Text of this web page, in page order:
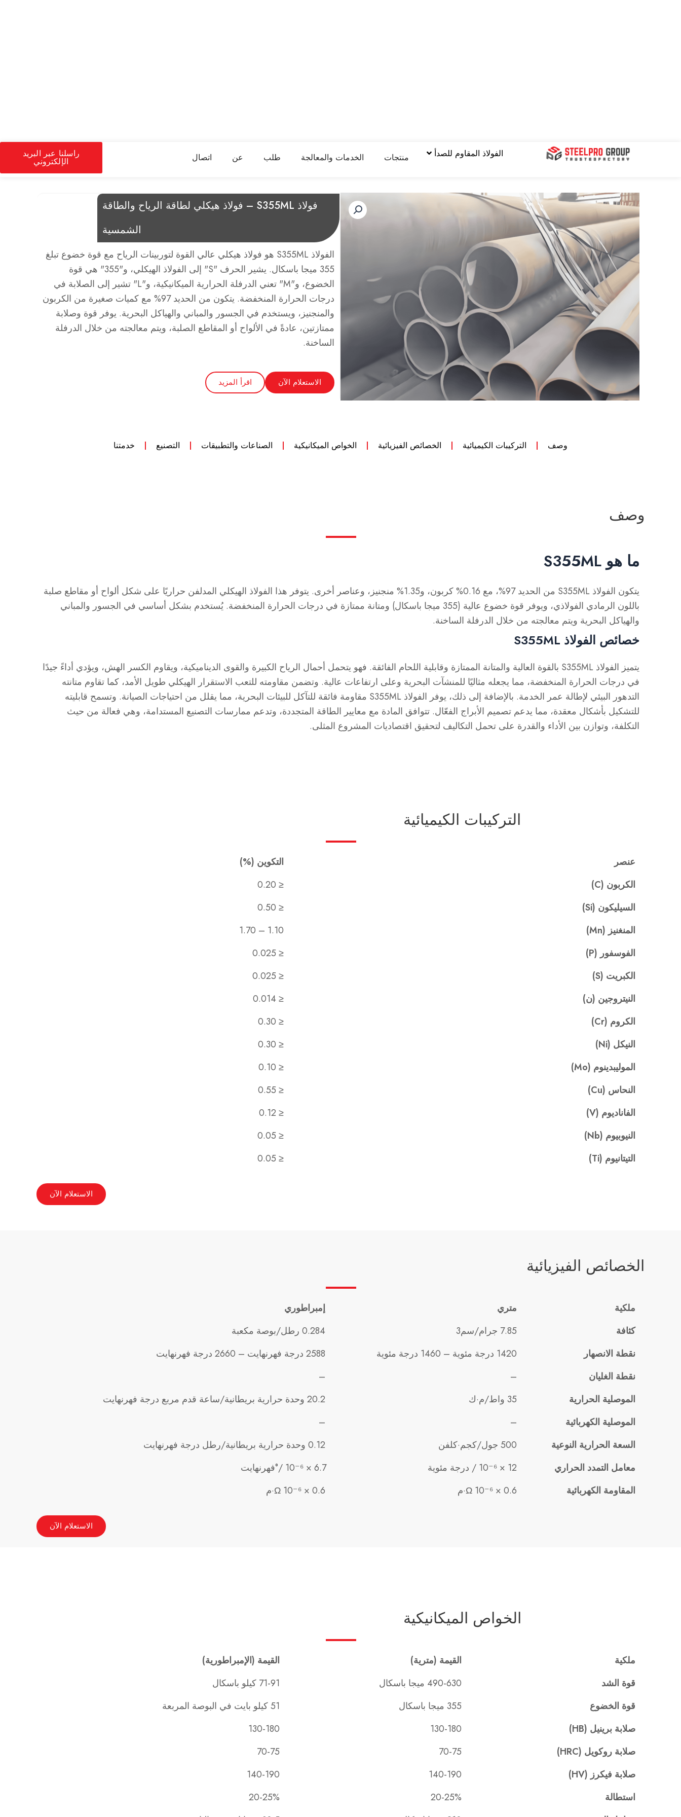
الفولاذ المقاوم للصدأ منتجات الخدمات والمعالجة طلب عن اتصال راسلنا عبر البريد
الإلكتروني
فولاذ S355ML – فولاذ هيكلي لطاقة الرياح والطاقة
الشمسية
الفولاذ S355ML هو فولاذ هيكلي عالي القوة لتوربينات الرياح مع قوة خضوع تبلغ
355 ميجا باسكال. يشير الحرف "S" إلى الفولاذ الهيكلي، و"355" هي قوة
الخضوع، و"M" تعني الدرفلة الحرارية الميكانيكية، و"L" تشير إلى الصلابة في
درجات الحرارة المنخفضة. يتكون من الحديد 97% مع كميات صغيرة من الكربون
والمنجنيز، ويستخدم في الجسور والمباني والهياكل البحرية. يوفر قوة وصلابة
ممتازتين، عادةً في الألواح أو المقاطع الصلبة، ويتم معالجته من خلال الدرفلة
الساخنة.
الاستعلام الآن اقرأ المزيد
وصف التركيبات الكيميائية الخصائص الفيزيائية الخواص الميكانيكية الصناعات والتطبيقات التصنيع خدمتنا
وصف
ما هو S355ML
يتكون الفولاذ S355ML من الحديد 97%، مع 0.16% كربون، و1.35% منجنيز، وعناصر أخرى. يتوفر هذا الفولاذ الهيكلي المدلفن حراريًا على شكل ألواح أو مقاطع صلبة
باللون الرمادي الفولاذي، ويوفر قوة خضوع عالية (355 ميجا باسكال) ومتانة ممتازة في درجات الحرارة المنخفضة. يُستخدم بشكل أساسي في الجسور والمباني
والهياكل البحرية ويتم معالجته من خلال الدرفلة الساخنة.
خصائص الفولاذ S355ML
يتميز الفولاذ S355ML بالقوة العالية والمتانة الممتازة وقابلية اللحام الفائقة. فهو يتحمل أحمال الرياح الكبيرة والقوى الديناميكية، ويقاوم الكسر الهش، ويؤدي أداءً جيدًا
في درجات الحرارة المنخفضة، مما يجعله مثاليًا للمنشآت البحرية وعلى ارتفاعات عالية. وتضمن مقاومته للتعب الاستقرار الهيكلي طويل الأمد، كما تقاوم متانته
التدهور البيئي لإطالة عمر الخدمة. بالإضافة إلى ذلك، يوفر الفولاذ S355ML مقاومة فائقة للتآكل للبيئات البحرية، مما يقلل من احتياجات الصيانة. وتسمح قابليته
للتشكيل بأشكال معقدة، مما يدعم تصميم الأبراج الفعّال. تتوافق المادة مع معايير الطاقة المتجددة، وتدعم ممارسات التصنيع المستدامة، وهي فعالة من حيث
التكلفة، وتوازن بين الأداء والقدرة على تحمل التكاليف لتحقيق اقتصاديات المشروع المثلى.
التركيبات الكيميائية
عنصر
التكوين (%)
الكربون (C)
≤ 0.20
السيليكون (Si)
≤ 0.50
المنغنيز (Mn)
1.10 – 1.70
الفوسفور (P)
≤ 0.025
الكبريت (S)
≤ 0.025
النيتروجين (ن)
≤ 0.014
الكروم (Cr)
≤ 0.30
النيكل (Ni)
≤ 0.30
الموليبدينوم (Mo)
≤ 0.10
النحاس (Cu)
≤ 0.55
الفاناديوم (V)
≤ 0.12
النيوبيوم (Nb)
≤ 0.05
التيتانيوم (Ti)
≤ 0.05
الاستعلام الآن
الخصائص الفيزيائية
ملكية متري
إمبراطوري
كثافة
7.85 جرام/سم3
0.284 رطل/بوصة مكعبة
نقطة الانصهار
1420 درجة مئوية – 1460 درجة مئوية
2588 درجة فهرنهايت – 2660 درجة فهرنهايت
نقطة الغليان
–
–
الموصلية الحرارية
35 واط/م·ك
20.2 وحدة حرارية بريطانية/ساعة قدم مربع درجة فهرنهايت
الموصلية الكهربائية
–
–
السعة الحرارية النوعية
500 جول/كجم·كلفن
0.12 وحدة حرارية بريطانية/رطل درجة فهرنهايت
معامل التمدد الحراري
12 × 10⁻⁶ / درجة مئوية
6.7 × 10⁻⁶ /°فهرنهايت
المقاومة الكهربائية
0.6 × 10⁻⁶ Ω·م 0.6 × 10⁻⁶ Ω·م
الاستعلام الآن
الخواص الميكانيكية
ملكية القيمة (مترية)
القيمة (الإمبراطورية)
قوة الشد
490-630 ميجا باسكال
71-91 كيلو باسكال
قوة الخضوع
355 ميجا باسكال
51 كيلو بايت في البوصة المربعة
صلابة برينيل (HB)
130-180
130-180
صلابة روكويل (HRC)
70-75
70-75
صلابة فيكرز (HV)
140-190
140-190
استطالة
20-25%
20-25%